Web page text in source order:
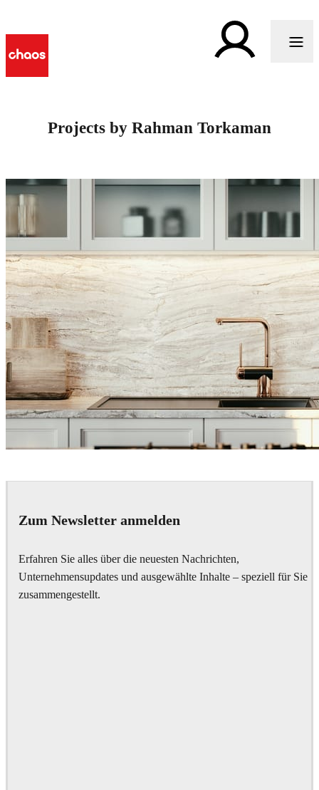
Projects by Rahman Torkaman
Zum Newsletter anmelden
Erfahren Sie alles über die neuesten Nachrichten,
Unternehmensupdates und ausgewählte Inhalte – speziell für Sie
zusammengestellt.